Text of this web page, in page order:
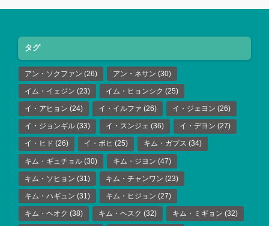
タグ
アン・ソクファン (26) アン・ネサン (30)
イム・イェジン (23) イム・ヒョンシク (25)
イ・アヒョン (24) イ・イルファ (26) イ・ジェヨン (26)
イ・ジョンギル (33) イ・スンジェ (36) イ・デヨン (27)
イ・ヒド (26) イ・ボヒ (25) キム・ガプス (34)
キム・ギュチョル (30) キム・ジヨン (47)
キム・ソヒョン (31) キム・チャンワン (23)
キム・ハギュン (31) キム・ヒジョン (27)
キム・ヘオク (38) キム・ヘスク (32) キム・ミギョン (32)